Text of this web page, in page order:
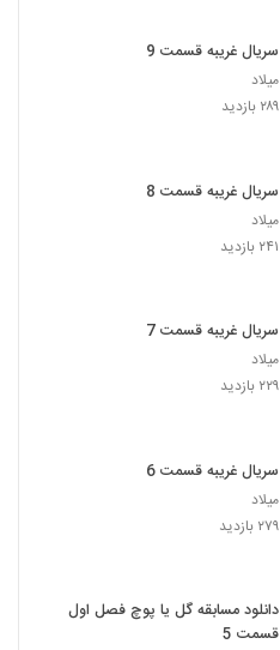
سریال غریبه قسمت 9
میلاد
۲۸۹ بازدید
سریال غریبه قسمت 8
میلاد
۲۴۱ بازدید
سریال غریبه قسمت 7
میلاد
۲۲۹ بازدید
سریال غریبه قسمت 6
میلاد
۲۷۹ بازدید
دانلود مسابقه گل یا پوچ فصل اول
قسمت 5